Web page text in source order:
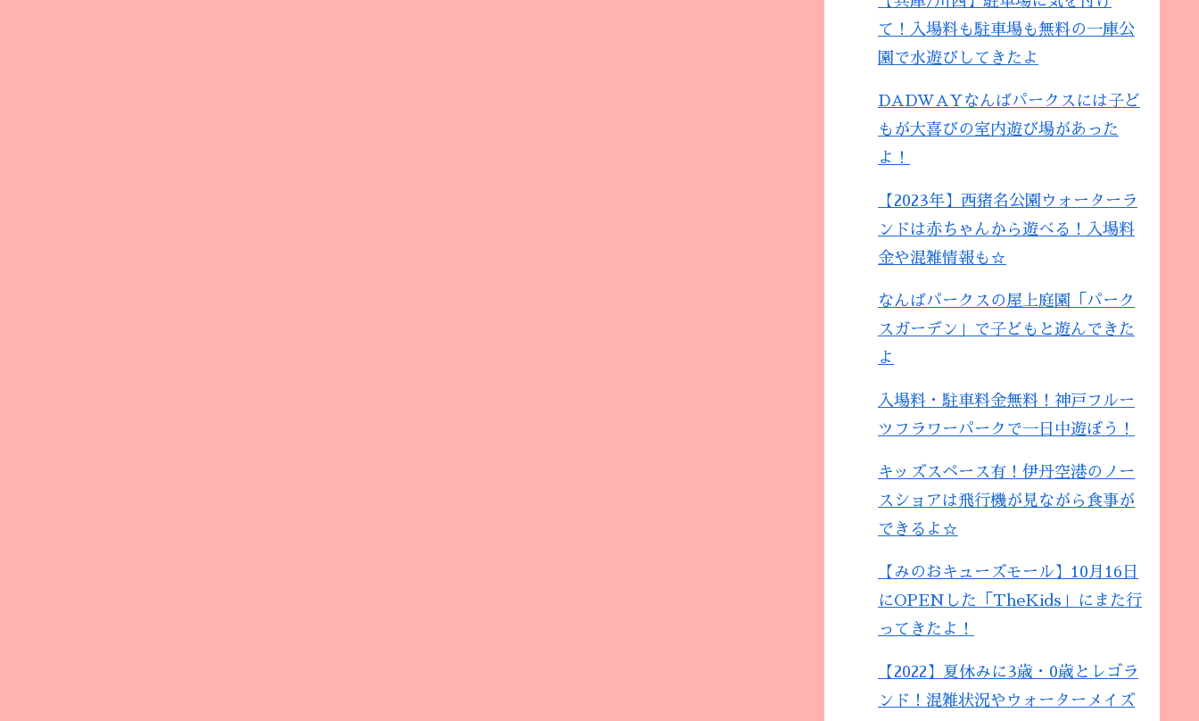
て！入場料も駐車場も無料の一庫公
園で水遊びしてきたよ
DADWAYなんばパークスには子ど
もが大喜びの室内遊び場があった
よ！
【2023年】西猪名公園ウォーターラ
ンドは赤ちゃんから遊べる！入場料
金や混雑情報も☆
なんばパークスの屋上庭園「パーク
スガーデン」で子どもと遊んできた
よ
入場料・駐車料金無料！神戸フルー
ツフラワーパークで一日中遊ぼう！
キッズスペース有！伊丹空港のノー
スショアは飛行機が見ながら食事が
できるよ☆
【みのおキューズモール】10月16日
にOPENした「TheKids」にまた行
ってきたよ！
【2022】夏休みに3歳・0歳とレゴラ
ンド！混雑状況やウォーターメイズ